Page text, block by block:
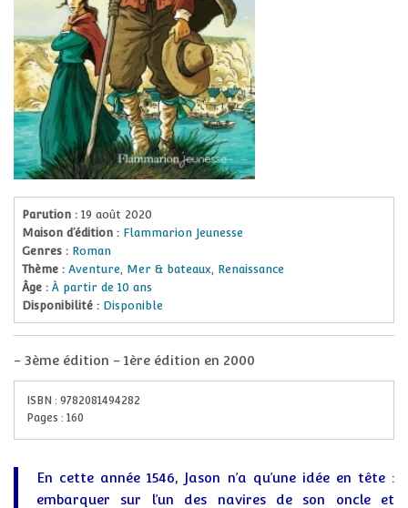
Parution : 19 août 2020
Maison d’édition : Flammarion Jeunesse
Genres : Roman
Thème :Aventure Mer & bateaux Renaissance
Âge :À partir de 10 ans
Disponibilité : Disponible
- 3ème édition - 1ère édition en 2000
ISBN : 9782081494282
Pages : 160
En cette année 1546, Jason n’a qu’une idée en tête :
embarquer sur l’un des navires de son oncle et